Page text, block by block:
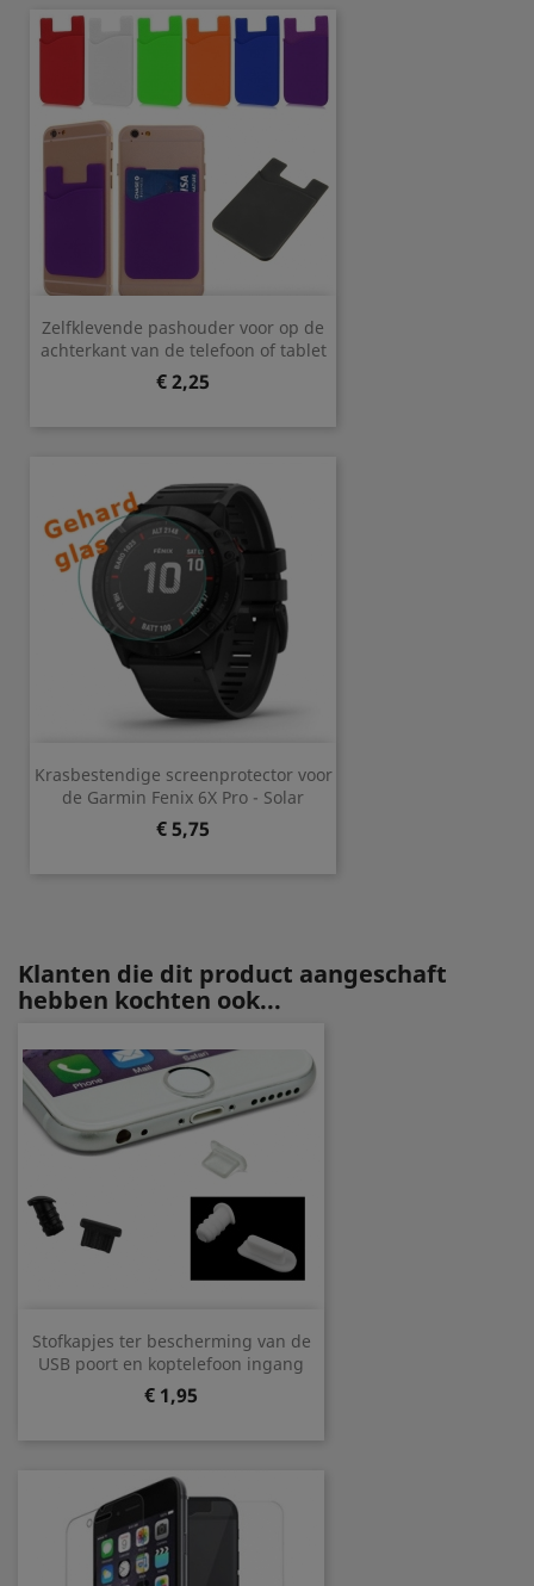
Zelfklevende pashouder voor op de
achterkant van de telefoon of tablet
Prijs
€ 2,25
Krasbestendige screenprotector voor
de Garmin Fenix 6X Pro - Solar
Prijs
€ 5,75
Klanten die dit product aangeschaft
hebben kochten ook...
Stofkapjes ter bescherming van de
USB poort en koptelefoon ingang
Prijs
€ 1,95